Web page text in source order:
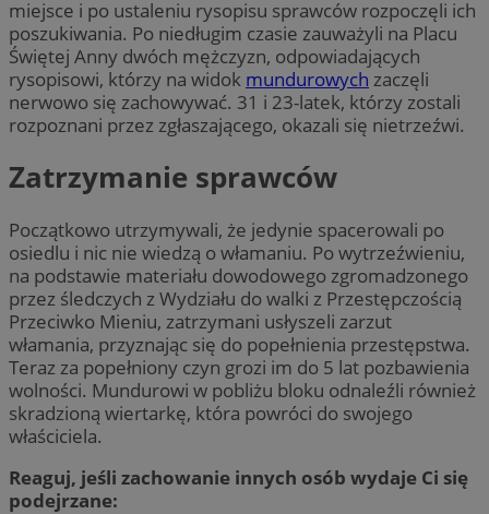
miejsce i po ustaleniu rysopisu sprawców rozpoczęli ich
poszukiwania. Po niedługim czasie zauważyli na Placu
Świętej Anny dwóch mężczyzn, odpowiadających
rysopisowi, którzy na widok mundurowych zaczęli
nerwowo się zachowywać. 31 i 23-latek, którzy zostali
rozpoznani przez zgłaszającego, okazali się nietrzeźwi.
Zatrzymanie sprawców
Początkowo utrzymywali, że jedynie spacerowali po
osiedlu i nic nie wiedzą o włamaniu. Po wytrzeźwieniu,
na podstawie materiału dowodowego zgromadzonego
przez śledczych z Wydziału do walki z Przestępczością
Przeciwko Mieniu, zatrzymani usłyszeli zarzut
włamania, przyznając się do popełnienia przestępstwa.
Teraz za popełniony czyn grozi im do 5 lat pozbawienia
wolności. Mundurowi w pobliżu bloku odnaleźli również
skradzioną wiertarkę, która powróci do swojego
właściciela.
Reaguj, jeśli zachowanie innych osób wydaje Ci się
podejrzane: